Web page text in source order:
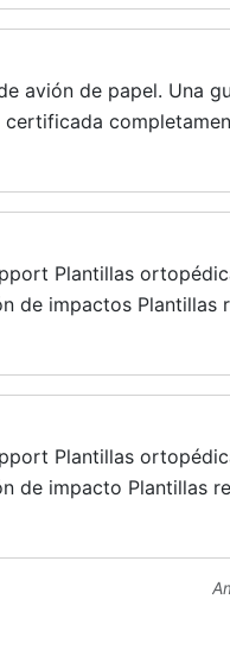
avión de papel. Una
Plantillas
de impactos Plantillas
Plantillas
de impacto Plantillas